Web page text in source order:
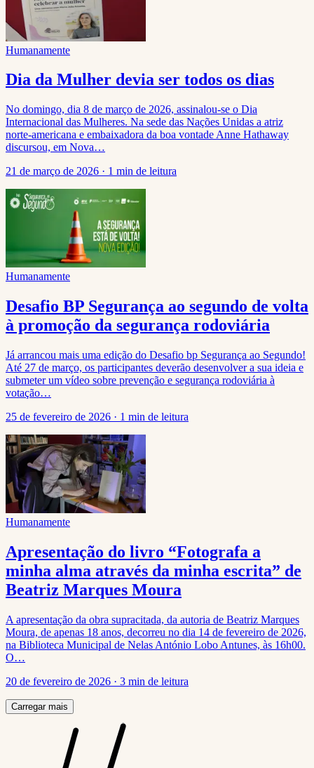
Humanamente
Dia da Mulher devia ser todos os dias
No domingo, dia 8 de março de 2026, assinalou-se o Dia
Internacional das Mulheres. Na sede das Nações Unidas a atriz
norte-americana e embaixadora da boa vontade Anne Hathaway
discursou, em Nova…
21 de março de 2026 · 1 min de leitura
Humanamente
Desafio BP Segurança ao segundo de volta
à promoção da segurança rodoviária
Já arrancou mais uma edição do Desafio bp Segurança ao Segundo!
Até 27 de março, os participantes deverão desenvolver a sua ideia e
submeter um vídeo sobre prevenção e segurança rodoviária à
votação…
25 de fevereiro de 2026 · 1 min de leitura
Humanamente
Apresentação do livro “Fotografa a
minha alma através da minha escrita” de
Beatriz Marques Moura
A apresentação da obra supracitada, da autoria de Beatriz Marques
Moura, de apenas 18 anos, decorreu no dia 14 de fevereiro de 2026,
na Biblioteca Municipal de Nelas António Lobo Antunes, às 16h00.
O…
20 de fevereiro de 2026 · 3 min de leitura
Carregar mais